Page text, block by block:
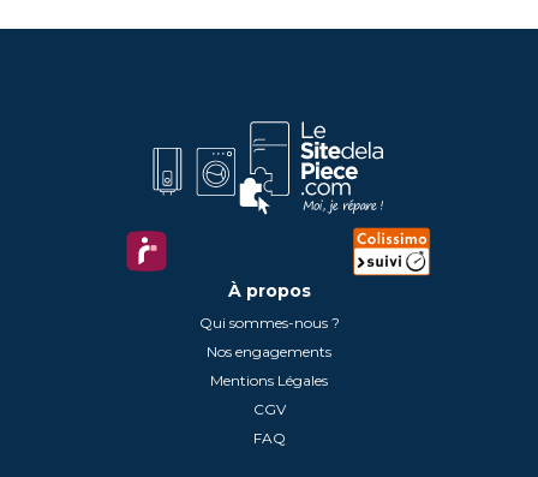
À propos
Qui sommes-nous ?
Nos engagements
Mentions Légales
CGV
FAQ